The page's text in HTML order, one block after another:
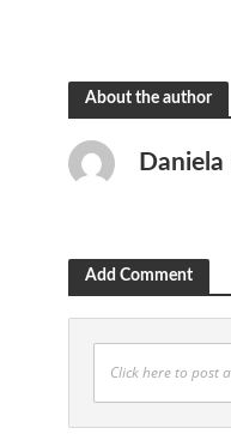
About the author
Add Comment
Click here to post